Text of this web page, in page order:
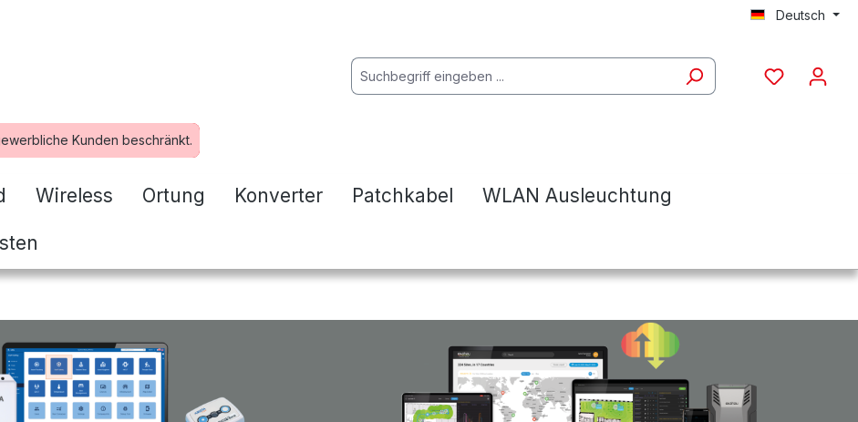
Deutsch
Kunden beschränkt.
Wireless Ortung Konverter Patchkabel WLAN Ausleuchtung